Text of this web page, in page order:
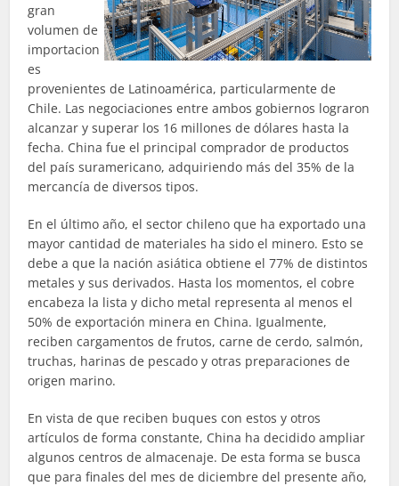
gran
volumen de
importacion
es
provenientes de Latinoamérica, particularmente de
Chile. Las negociaciones entre ambos gobiernos lograron
alcanzar y superar los 16 millones de dólares hasta la
fecha. China fue el principal comprador de productos
del país suramericano, adquiriendo más del 35% de la
mercancía de diversos tipos.
En el último año, el sector chileno que ha exportado una
mayor cantidad de materiales ha sido el minero. Esto se
debe a que la nación asiática obtiene el 77% de distintos
metales y sus derivados. Hasta los momentos, el cobre
encabeza la lista y dicho metal representa al menos el
50% de exportación minera en China. Igualmente,
reciben cargamentos de frutos, carne de cerdo, salmón,
truchas, harinas de pescado y otras preparaciones de
origen marino.
En vista de que reciben buques con estos y otros
artículos de forma constante, China ha decidido ampliar
algunos centros de almacenaje. De esta forma se busca
que para finales del mes de diciembre del presente año,